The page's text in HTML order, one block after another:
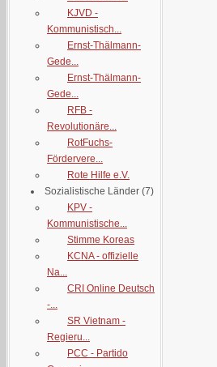
KJVD -
Kommunistisch...
Ernst-Thälmann-
Gede...
Ernst-Thälmann-
Gede...
RFB -
Revolutionäre...
RotFuchs-
Fördervere...
Rote Hilfe e.V.
Sozialistische Länder (7)
KPV -
Kommunistische...
Stimme Koreas
KCNA - offizielle
Na...
CRI Online Deutsch
-...
SR Vietnam -
Regieru...
PCC - Partido